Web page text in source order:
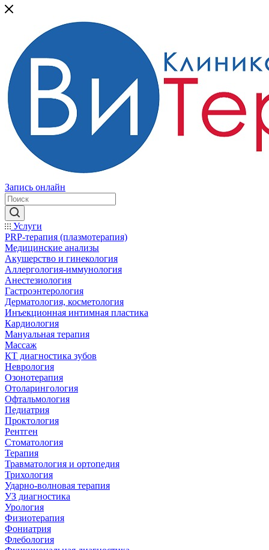
Запись онлайн
Услуги
PRP-терапия (плазмотерапия)
Медицинские анализы
Акушерство и гинекология
Аллергология-иммунология
Анестезиология
Гастроэнтерология
Дерматология, косметология
Инъекционная интимная пластика
Кардиология
Мануальная терапия
Массаж
КТ диагностика зубов
Неврология
Озонотерапия
Отоларингология
Офтальмология
Педиатрия
Проктология
Рентген
Стоматология
Терапия
Травматология и ортопедия
Трихология
Ударно-волновая терапия
УЗ диагностика
Урология
Физиотерапия
Фониатрия
Флебология